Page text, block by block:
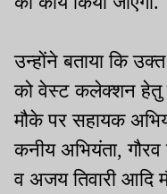
उन्होंने बताया कि
को वेस्ट कलेक्शन हेतु
मौके पर सहायक
कनीय अभियंता,
व अजय तिवारी आदि